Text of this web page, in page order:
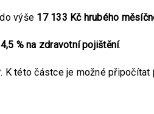
výše 17 133 Kč hrubého
4,5 % na zdravotní pojištění.
. K této částce je možné připočítat